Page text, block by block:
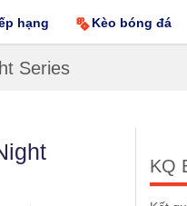
hạng Kèo bóng đá
Series
KQ